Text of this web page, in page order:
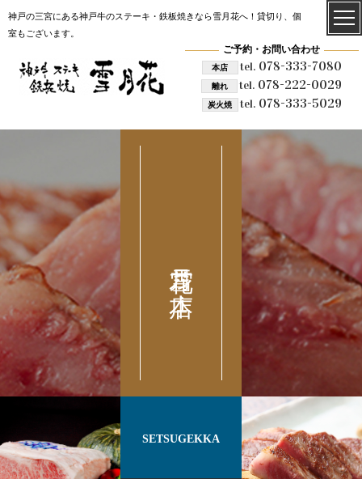
神戸の三宮にある神戸牛のステーキ・鉄板焼きなら雪月花へ！貸切り、個
室もございます。
ご予約・お問い合わせ
本店 tel.078-333-7080
離れ tel. 078-222-0029
炭火焼 tel.078-333-5029
雪月花 本店
SETSUGEKKA